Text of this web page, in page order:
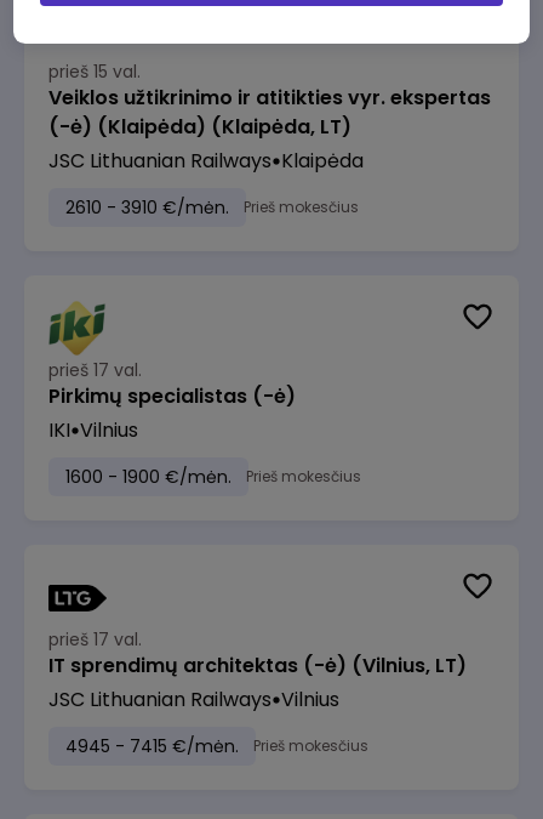
prieš 15 val.
Veiklos užtikrinimo ir atitikties vyr. ekspertas
(-ė) (Klaipėda) (Klaipėda, LT)
JSC Lithuanian Railways Klaipėda
2610 - 3910 €/mėn. Prieš mokesčius
prieš 17 val.
Pirkimų specialistas (-ė)
IKI Vilnius
1600 - 1900 €/mėn. Prieš mokesčius
prieš 17 val.
IT sprendimų architektas (-ė) (Vilnius, LT)
JSC Lithuanian Railways Vilnius
4945 - 7415 €/mėn. Prieš mokesčius